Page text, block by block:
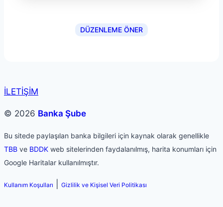
DÜZENLEME ÖNER
İLETİŞİM
© 2026 Banka Şube
Bu sitede paylaşılan banka bilgileri için kaynak olarak genellikle
TBB ve BDDK web sitelerinden faydalanılmış, harita konumları için
Google Haritalar kullanılmıştır.
Kullanım Koşulları Gizlilik ve Kişisel Veri Politikası